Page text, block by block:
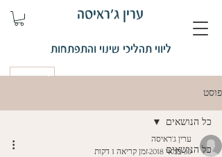
ערין ג'ראיסה
ליווי תהליכי שינוי והתפתחות
פוסט
כל הנושאים
כל הנושאים
ערין ג'ראיסה
30 במאי 2018
זמן קריאה 1 דקות